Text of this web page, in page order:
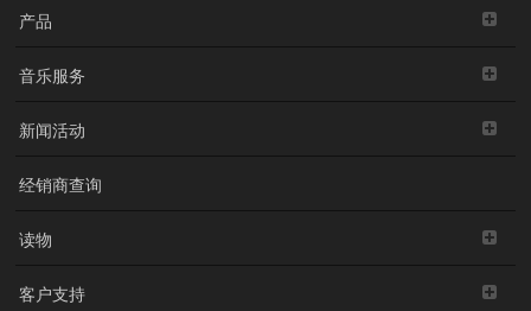
产品
音乐服务
新闻活动
经销商查询
读物
客户支持